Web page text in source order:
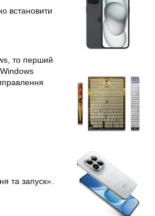
встановити
то перший
та запуск».